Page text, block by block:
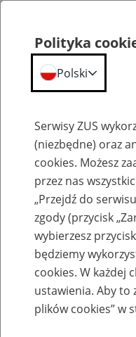
Szkolenia
Szkolenie online
uzupełniające
samodzielnej
Polityka
Polski
Serwisy ZUS
(niezbędne) oraz
cookies. Możesz
przez nas
„Przejdź do
zgody (przycisk
wybierzesz
będziemy
cookies. W każdej
ustawienia. Aby to
plików cookies” w